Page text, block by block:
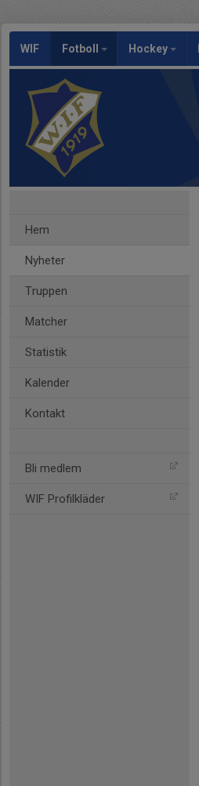
WIF Fotboll Hockey
Hem
Nyheter
Truppen
Matcher
Statistik
Kalender
Kontakt
Bli medlem
WIF Profilkläder